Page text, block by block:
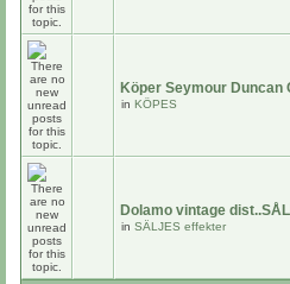
Köper Seymour Duncan
in KÖPES
Dolamo vintage
in SÄLJES effekter